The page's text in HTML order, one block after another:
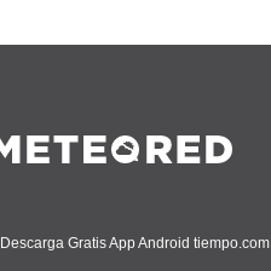
Descarga Gratis App Android tiempo.com